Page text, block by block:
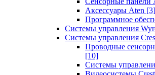
Аксессуары Aten [3]
Программное
Системы управления
Системы управления
Проводные
[10]
Системы